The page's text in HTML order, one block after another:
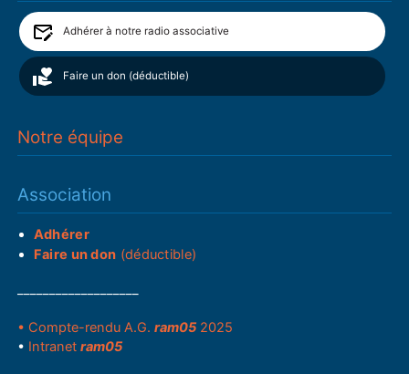
Adhérer à notre radio associative
Faire un don (déductible)
Notre équipe
Association
Adhérer
Faire un don (déductible)
• Compte-rendu A.G.ram05 2025
• Intranetram05